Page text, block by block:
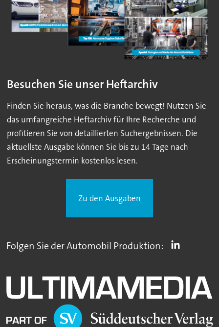
Besuchen Sie unser Heftarchiv
Finden Sie heraus, was die Branche bewegt! Nutzen Sie
das umfangreiche Heftarchiv für Ihre Recherche und
profitieren Sie von detaillierten Suchergebnissen. Die
aktuellste Ausgabe können Sie bis zu 14 Tage nach
Erscheinungstermin kostenlos lesen.
Zu den Ausgaben
Folgen Sie der Automobil Produktion: